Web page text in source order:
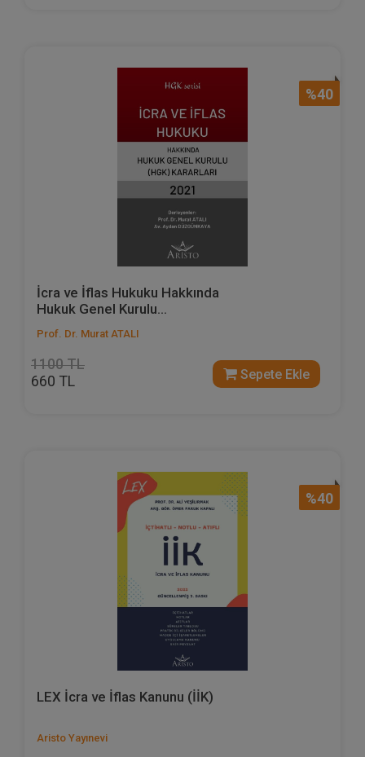
%40
İcra ve İflas Hukuku Hakkında
Hukuk Genel Kurulu...
Prof. Dr. Murat ATALI
1100 TL
660 TL Sepete Ekle
%40
LEX İcra ve İflas Kanunu (İİK)
Aristo Yayınevi